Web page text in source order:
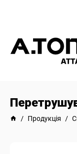
/ Продукція /